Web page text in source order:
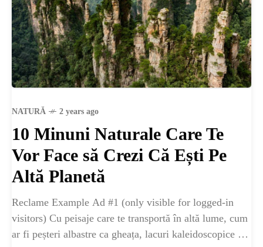
NATURĂ 2 years ago
10 Minuni Naturale Care Te
Vor Face să Crezi Că Ești Pe
Altă Planetă
Reclame Example Ad #1 (only visible for logged-in
visitors) Cu peisaje care te transportă în altă lume, cum
ar fi peșteri albastre ca gheața, lacuri kaleidoscopice și
NATURĂ
STIRI
ȘTIINȚA
ANIMALE
OAMENI
INSTALEAZ